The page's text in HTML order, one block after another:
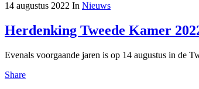
14 augustus 2022 In Nieuws
Herdenking Tweede Kamer
Evenals voorgaande jaren is op 14 augustus in de
Share